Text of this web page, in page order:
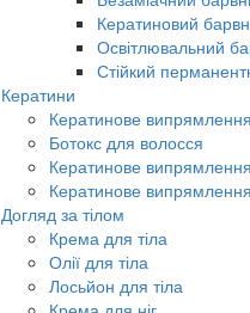
Кератиновий
Освітлювальний
Стійкий
Кератини
Кератинове
Ботокс для волосся
Кератинове
Кератинове
Догляд за тілом
Крема для тіла
Олії для тіла
Лосьйон для тіла